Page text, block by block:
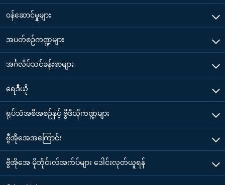
၀န်ဆောင်မှုများ
အပတ်စဉ်ကဏ္ဍများ
အင်္ဂလိပ်သင်ခန်းစာများ
ရေဒီယို
ရုပ်သံအစီအစဉ်နှင့် ဗွီဒီယိုကဏ္ဍများ
ဗွီအိုအေအကြောင်း
ဗွီအိုအေ မိုဘိုင်းလ်အက်ပ်များ ဒေါင်းလုတ်ယူရန်